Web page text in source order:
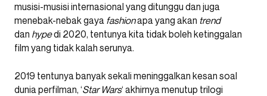
musisi-musisi internasional yang ditunggu dan juga
menebak-nebak gaya fashionapa yang akan trend
dan hypedi 2020, tentunya kita tidak boleh ketinggalan
film yang tidak kalah serunya.
2019 tentunya banyak sekali meninggalkan kesan soal
dunia perfilman, ‘Star Wars‘ akhirnya menutup trilogi